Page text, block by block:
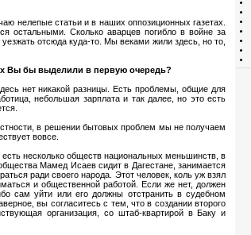
нелепые статьи и в наших оппозиционных газетах.
остальными. Сколько аварцев погибло в войне за
отсюда куда-то. Мы веками жили здесь, но то,
Вы бы выделили в первую очередь?
нет никакой разницы. Есть проблемы, общие для
небольшая зарплата и так далее, но это есть
в решении бытовых проблем мы не получаем
вовсе.
несколько обществ национальных меньшинств, в
Мамед Исаев сидит в Дагестане, занимается
ради своего народа. Этот человек, коль уж взял
и общественной работой. Если же нет, должен
сам уйти или его должны отстранить в судебном
вы согласитесь с тем, что в создании второго
организация, со штаб-квартирой в Баку и